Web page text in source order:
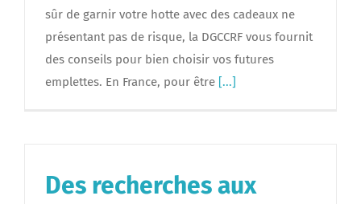
sûr de garnir votre hotte avec des cadeaux ne
présentant pas de risque, la DGCCRF vous fournit
des conseils pour bien choisir vos futures
emplettes. En France, pour être [...]
Des recherches aux